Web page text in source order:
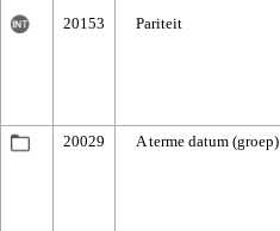
20153 Pariteit
20029 A terme datum (groep)